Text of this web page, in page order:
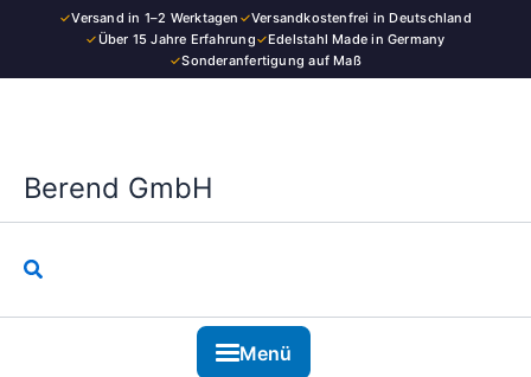
✓Versand in 1–2 Werktagen ✓Versandkostenfrei in Deutschland
✓Über 15 Jahre Erfahrung✓Edelstahl Made in Germany
✓Sonderanfertigung auf Maß
Berend GmbH
Suchen
Menü
Kategorie